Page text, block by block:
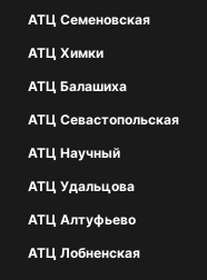
АТЦ Семеновская
АТЦ Химки
АТЦ Балашиха
АТЦ Севастопольская
АТЦ Научный
АТЦ Удальцова
АТЦ Алтуфьево
АТЦ Лобненская